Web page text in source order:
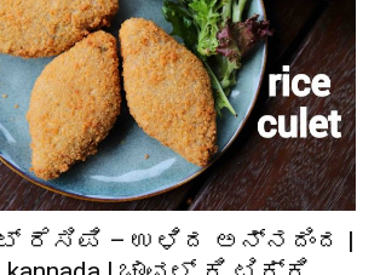
ರೆಸಿಪಿ – ಉಳಿದ ಅನ್ನದಿಂದ |